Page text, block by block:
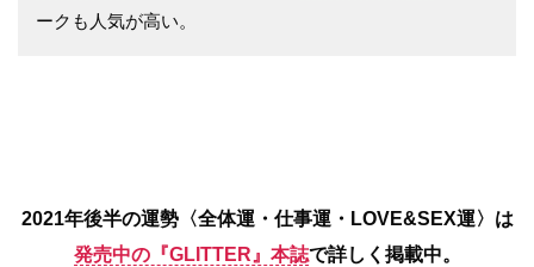
ークも人気が高い。
2021年後半の運勢〈全体運・仕事運・LOVE&SEX運〉は
発売中の『GLITTER』本誌で詳しく掲載中。